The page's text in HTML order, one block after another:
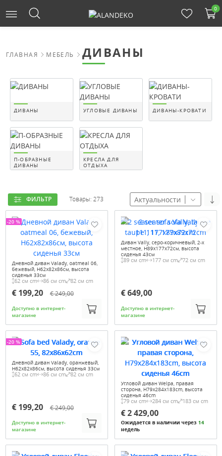
0
ГЛАВНАЯ МЕБЕЛЬ ДИВАНЫ
ДИВАНЫ УГЛОВЫЕ ДИВАНЫ ДИВАНЫ-КРОВАТИ
П-ОБРАЗНЫЕ
ДИВАНЫ
КРЕСЛА ДЛЯ
ОТДЫХА
ФИЛЬТР Товары: 273 Актуальности
Дневной диван Valady, oatmeal 06,
бежевый, H62x82x86см, высота
сиденья 33см
62 см cm 86 см cm 82 см cm
€ 199,20 € 249,00
Доступно в интернет-
магазине
-20 %
Диван Vally, серо-коричневый, 2-х
местное, H89x177x72см, высота
сиденья 43см
89 см cm 177 см cm 72 см cm
€ 649,00
Доступно в интернет-
магазине
Дневной диван Valady, оранжевый,
H62x82x86см, высота сиденья 33см
62 см cm 86 см cm 82 см cm
€ 199,20 € 249,00
Доступно в интернет-
магазине
-20 %
Угловой диван Welpa, правая
сторона, H79x284x183cm, высота
сиденья 46cm
79 см cm 284 см cm 183 см cm
€ 2 429,00
Ожидается в наличии через 14
недель